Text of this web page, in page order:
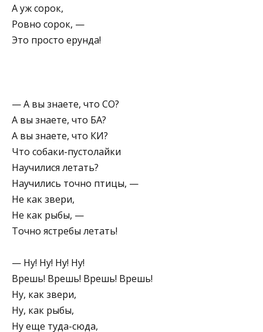
А уж сорок,
Ровно сорок, —
Это просто ерунда!
— А вы знаете, что СО?
А вы знаете, что БА?
А вы знаете, что КИ?
Что собаки-пустолайки
Научилися летать?
Научились точно птицы, —
Не как звери,
Не как рыбы, —
Точно ястребы летать!
— Ну! Ну! Ну! Ну!
Врешь! Врешь! Врешь! Врешь!
Ну, как звери,
Ну, как рыбы,
Ну еще туда-сюда,